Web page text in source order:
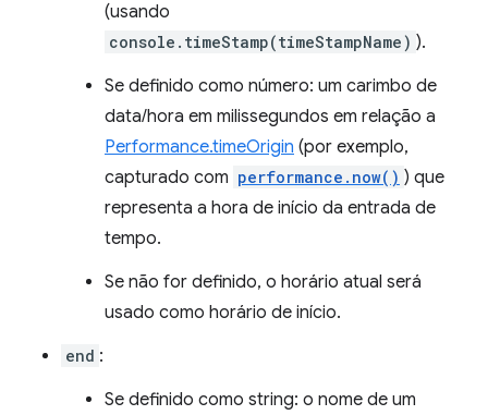
(usando
console.timeStamp(timeStampName) ).
Se definido como número: um carimbo de
data/hora em milissegundos em relação a
Performance.timeOrigin (por exemplo,
capturado com performance.now() ) que
representa a hora de início da entrada de
tempo.
Se não for definido, o horário atual será
usado como horário de início.
end :
Se definido como string: o nome de um